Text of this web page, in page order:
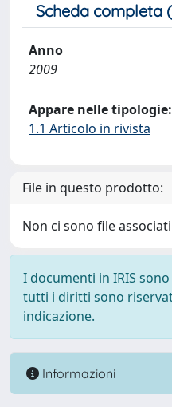
Scheda completa
Anno
2009
Appare nelle tipologie:
1.1 Articolo in rivista
File in questo prodotto:
Non ci sono file
I documenti in IRIS
tutti i diritti sono
indicazione.
Informazioni